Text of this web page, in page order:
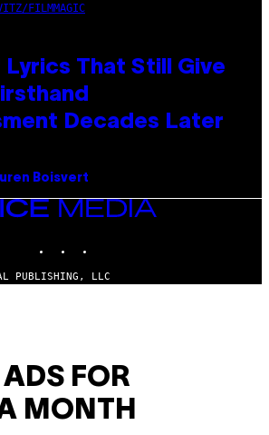
FILMMAGIC
Lyrics That Still Give
Decades Later
Boisvert
PUBLISHING, LLC
FOR
MONTH